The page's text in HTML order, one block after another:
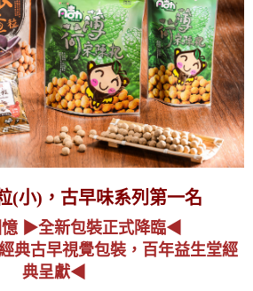
(小)，古早味系列第一名
憶 ▶全新包裝正式降臨◀
典古早視覺包裝，百年益生堂經
典呈獻◀